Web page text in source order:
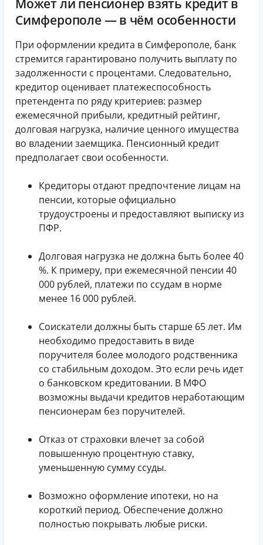
Может ли пенсионер взять кредит в
Симферополе — в чём особенности
При оформлении кредита в Симферополе, банк
стремится гарантировано получить выплату по
задолженности с процентами. Следовательно,
кредитор оценивает платежеспособность
претендента по ряду критериев: размер
ежемесячной прибыли, кредитный рейтинг,
долговая нагрузка, наличие ценного имущества
во владении заемщика. Пенсионный кредит
предполагает свои особенности.
Кредиторы отдают предпочтение лицам на
пенсии, которые официально
трудоустроены и предоставляют выписку из
ПФР.
Долговая нагрузка не должна быть более 40
%. К примеру, при ежемесячной пенсии 40
000 рублей, платежи по ссудам в норме
менее 16 000 рублей.
Соискатели должны быть старше 65 лет. Им
необходимо предоставить в виде
поручителя более молодого родственника
со стабильным доходом. Это если речь идет
о банковском кредитовании. В МФО
возможны выдачи кредитов неработающим
пенсионерам без поручителей.
Отказ от страховки влечет за собой
повышенную процентную ставку,
уменьшенную сумму ссуды.
Возможно оформление ипотеки, но на
короткий период. Обеспечение должно
полностью покрывать любые риски.